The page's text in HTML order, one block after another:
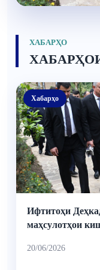
ХАБАРҲО
Хабарҳо
Ифтитоҳи
маҳсулотҳои
20/06/2026